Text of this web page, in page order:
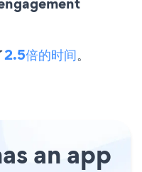
2.5倍的时间。
an app